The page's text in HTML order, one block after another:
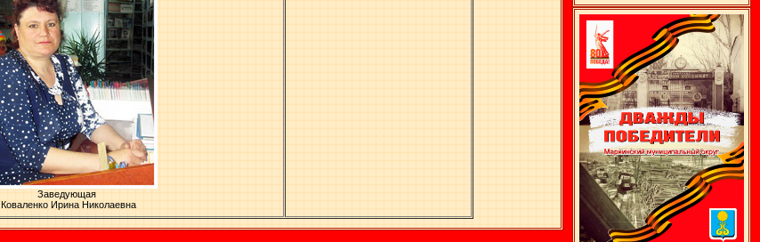
Заведующая
Коваленко Ирина Николаевна